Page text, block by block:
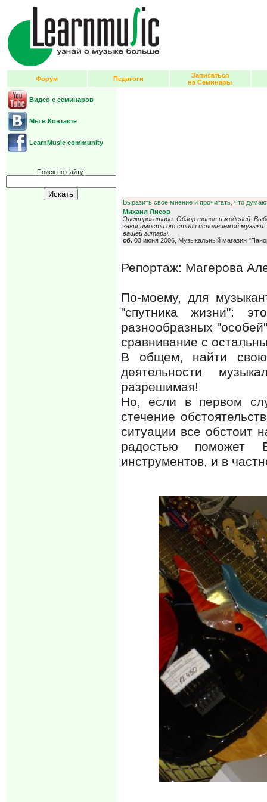
Форум Педагоги
Записаться
на Семинары
Видео с семинаров
Мы в Контакте
LearnMusic community
Поиск по сайту:
Выразить свое мнение и прочитать, что
Михаил Лисов
Электрогитара. Обзор типов и моделей.
зависимости от стиля исполняемой музыки.
вашей гитары.
сб.03 июня 2006, Музыкальный магазин
Репортаж: Магерова
По-моему, для
"спутника жизни":
разнообразных
сравнивание с
В общем, найти
деятельности
разрешимая!
Но, если в первом
стечение
ситуации все обстоит
радостью поможет
инструментов, и в